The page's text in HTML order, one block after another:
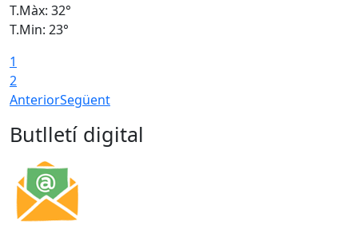
T.Màx: 32°
T.Min: 23°
1
2
AnteriorSegüent
Butlletí digital